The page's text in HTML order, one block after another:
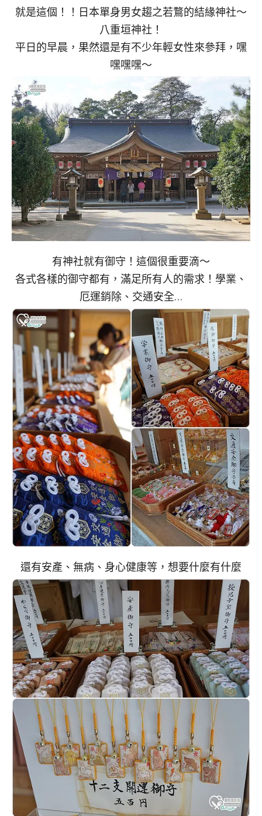
就是這個！！日本單身男女趨之若鶩的結緣神社～
八重垣神社！
平日的早晨，果然還是有不少年輕女性來參拜，嘿
嘿嘿嘿～
有神社就有御守！這個很重要滴～
各式各樣的御守都有，滿足所有人的需求！學業、
厄運銷除、交通安全…
還有安產、無病、身心健康等，想要什麼有什麼